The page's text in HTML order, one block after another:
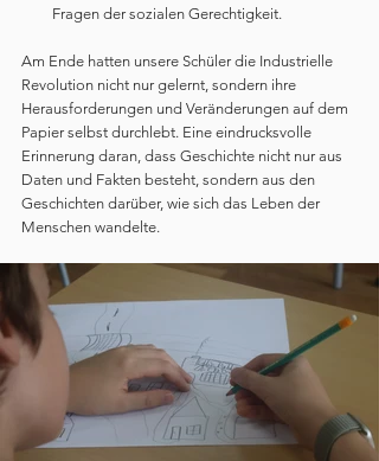
Fragen der sozialen Gerechtigkeit.
Am Ende hatten unsere Schüler die Industrielle
Revolution nicht nur gelernt, sondern ihre
Herausforderungen und Veränderungen auf dem
Papier selbst durchlebt. Eine eindrucksvolle
Erinnerung daran, dass Geschichte nicht nur aus
Daten und Fakten besteht, sondern aus den
Geschichten darüber, wie sich das Leben der
Menschen wandelte.